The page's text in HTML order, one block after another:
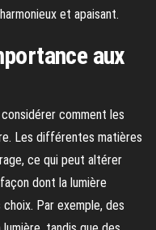
et apaisant.
aux
comment les
Les différentes matières
ce qui peut altérer
dont la lumière
Par exemple, des